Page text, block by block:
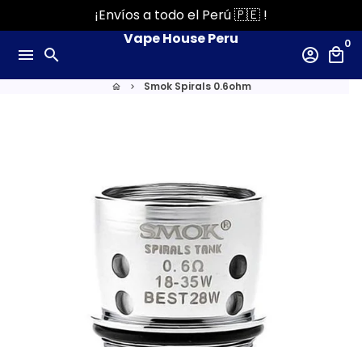
directamente
contenido
¡Envíos a todo el Perú 🇵🇪 !
menu search
Vape House Peru
account_circle local_mall
0
home keyboard_arrow_right Smok Spirals 0.6ohm